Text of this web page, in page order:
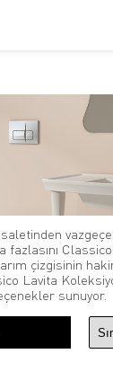
fazlasını
çizgisinin
Lavita
sunuyor.